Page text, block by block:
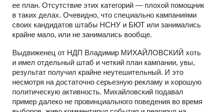
ее план. Отсутствие этих категорий — плохой помощник
в таких делах. Очевидно, что специально кампаниями
своих кандидатов штабы НСНУ и БЮТ или занимались
крайне мало, или не занимались вообще.
Выдвиженец от НДП Владимир МИХАЙЛОВСКИЙ хоть
и имел отдельный штаб и четкий план кампании, увы,
результат получил крайне неутешительный. И это
несмотря на достаточно серьезную рекламу и хорошую
политическую активность. Михайловский подавал
пример далеко не провинциального поведения во время